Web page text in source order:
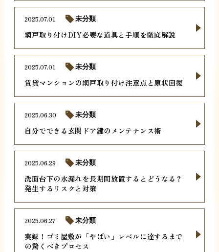
網戸取り付けDIY必要な道具と手順を徹底解説
2025.07.01 未分類
賃貸マンションの網戸取り付け注意点と原状回復
2025.07.01 未分類
自分でできる玄関ドア鍵のメンテナンス術
2025.06.30 未分類
洗面台下の水漏れを長期間放置するとどうなる？
発生するリスクと対策
2025.06.29 未分類
実録！ゴミ屋敷が「やばい」レベルに達するまで
の驚くべきプロセス
2025.06.27 未分類